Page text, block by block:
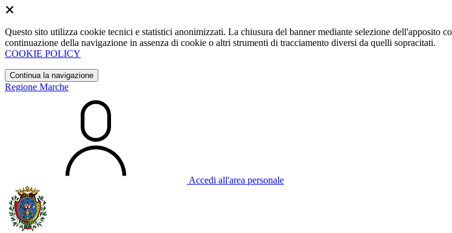
Questo sito utilizza cookie tecnici e statistici anonimizzati. La chiusura del banner mediante selezione
continuazione della navigazione in assenza di cookie o altri strumenti di tracciamento diversi da quelli sopracitati.
COOKIE POLICY
Continua la navigazione
Regione Marche
Accedi all'area personale